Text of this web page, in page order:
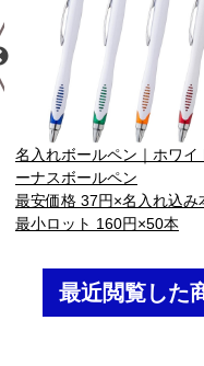
名入れボールペン｜ホワイ
ーナスボールペン
最安価格 37円×名入れ込み
最小ロット 160円×50本
最近閲覧した